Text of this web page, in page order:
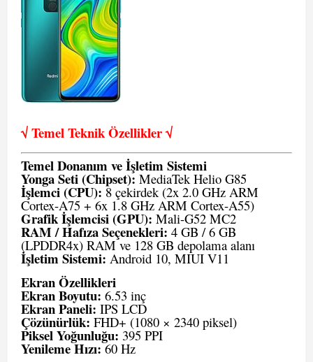
√ Temel Teknik Özellikler √
Temel Donanım ve İşletim Sistemi
Yonga Seti (Chipset): MediaTek Helio G85
İşlemci (CPU): 8 çekirdek (2x 2.0 GHz ARM
Cortex-A75 + 6x 1.8 GHz ARM Cortex-A55)
Grafik İşlemcisi (GPU): Mali-G52 MC2
RAM / Hafıza Seçenekleri: 4 GB / 6 GB
(LPDDR4x) RAM ve 128 GB depolama alanı
İşletim Sistemi: Android 10, MIUI V11
Ekran Özellikleri
Ekran Boyutu: 6.53 inç
Ekran Paneli: IPS LCD
Çözünürlük: FHD+ (1080 × 2340 piksel)
Piksel Yoğunluğu: 395 PPI
Yenileme Hızı:60 Hz